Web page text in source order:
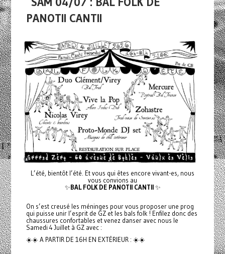
PANOTII CANTII
L’été, bientôt l’été. Et vous qui êtes encore vivant-es, nous
vous convions au
✨BAL FOLK DE PANOTII CANTII✨
On s’est creusé les méninges pour vous proposer une prog
qui puisse unir l’esprit de GZ et les bals folk ! Enfilez donc des
chaussures confortables et venez danser avec nous le
Samedi 4 Juillet à GZ avec :
☀️☀️ A PARTIR DE 16H EN EXTÉRIEUR : ☀️☀️